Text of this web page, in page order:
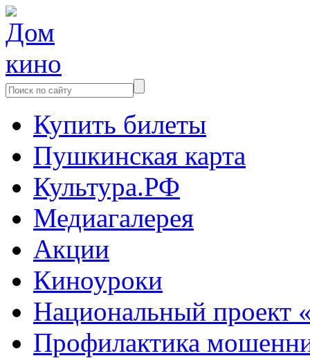
Купить билеты
Пушкинская карта
Культура.РФ
Медиагалерея
Акции
Киноуроки
Национальный проект
Профилактика